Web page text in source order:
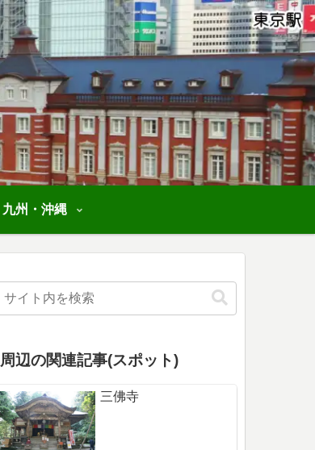
九州・沖縄
周辺の関連記事(スポット)
三佛寺